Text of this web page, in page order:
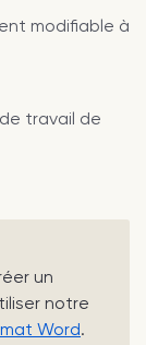
modifiable à
travail de
un
notre
Word.